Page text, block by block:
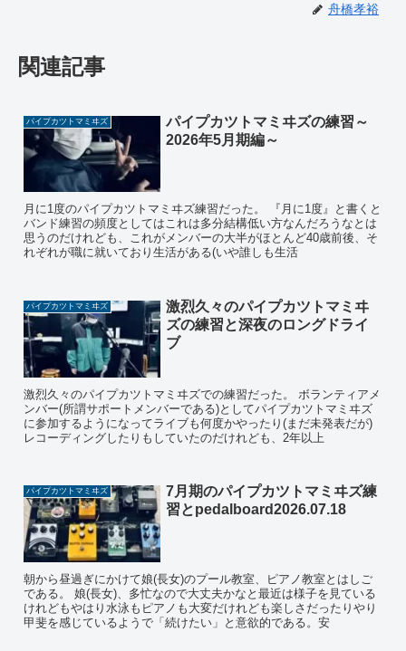
舟橋孝裕
関連記事
パイプカツトマミヰズ
パイプカツトマミヰズの練習～
2026年5月期編～
月に1度のパイプカツトマミヰズ練習だった。 『月に1度』と書くと
バンド練習の頻度としてはこれは多分結構低い方なんだろうなとは
思うのだけれども、これがメンバーの大半がほとんど40歳前後、そ
れぞれが職に就いており生活がある(いや誰しも生活
パイプカツトマミヰズ
激烈久々のパイプカツトマミヰ
ズの練習と深夜のロングドライ
ブ
激烈久々のパイプカツトマミヰズでの練習だった。 ボランティアメ
ンバー(所謂サポートメンバーである)としてパイプカツトマミヰズ
に参加するようになってライブも何度かやったり(まだ未発表だが)
レコーディングしたりもしていたのだけれども、2年以上
パイプカツトマミヰズ
7月期のパイプカツトマミヰズ練
習とpedalboard2026.07.18
朝から昼過ぎにかけて娘(長女)のプール教室、ピアノ教室とはしご
である。 娘(長女)、多忙なので大丈夫かなと最近は様子を見ている
けれどもやはり水泳もピアノも大変だけれども楽しさだったりやり
甲斐を感じているようで「続けたい」と意欲的である。安